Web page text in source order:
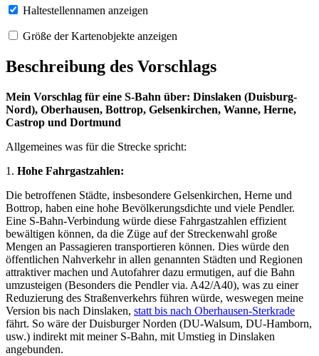
Haltestellennamen anzeigen
Größe der Kartenobjekte anzeigen
Beschreibung des Vorschlags
Mein Vorschlag für eine S-Bahn über: Dinslaken (Duisburg-
Nord), Oberhausen, Bottrop, Gelsenkirchen, Wanne, Herne,
Castrop und Dortmund
Allgemeines was für die Strecke spricht:
1. Hohe Fahrgastzahlen:
Die betroffenen Städte, insbesondere Gelsenkirchen, Herne und
Bottrop, haben eine hohe Bevölkerungsdichte und viele Pendler.
Eine S-Bahn-Verbindung würde diese Fahrgastzahlen effizient
bewältigen können, da die Züge auf der Streckenwahl große
Mengen an Passagieren transportieren können. Dies würde den
öffentlichen Nahverkehr in allen genannten Städten und Regionen
attraktiver machen und Autofahrer dazu ermutigen, auf die Bahn
umzusteigen (Besonders die Pendler via. A42/A40), was zu einer
Reduzierung des Straßenverkehrs führen würde, weswegen meine
Version bis nach Dinslaken, statt bis nach Oberhausen-Sterkrade
fährt. So wäre der Duisburger Norden (DU-Walsum, DU-Hamborn,
usw.) indirekt mit meiner S-Bahn, mit Umstieg in Dinslaken
angebunden.